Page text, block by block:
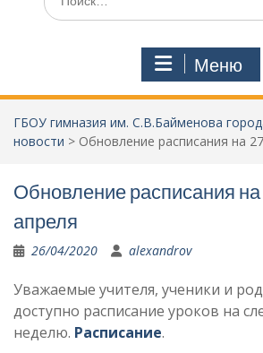
по:
Меню
ГБОУ гимназия им. С.В.Байменова
новости > Обновление расписания на
Обновление расписания
апреля
26/04/2020 alexandrov
Уважаемые учителя, ученики и
доступно расписание уроков на
неделю. Расписание.